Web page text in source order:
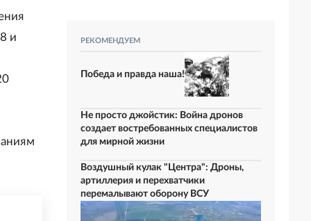
и
РЕКОМЕНДУЕМ
Победа и правда наша!
Не просто джойстик: Война дронов
создает востребованных специалистов
для мирной жизни
Воздушный кулак "Центра": Дроны,
артиллерия и перехватчики
перемалывают оборону ВСУ